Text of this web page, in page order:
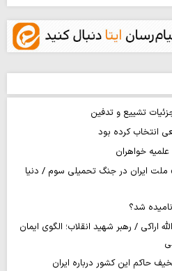
تشییع و تدفین
انتخاب کرده بود
خواهران
ایران در جنگ تحمیلی سوم / دنیا
اراکی / رهبر شهید انقلاب؛ الگوی ایمان
حاکم این کشور درباره ایران